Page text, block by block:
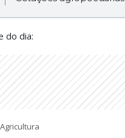
do dia:
Agricultura